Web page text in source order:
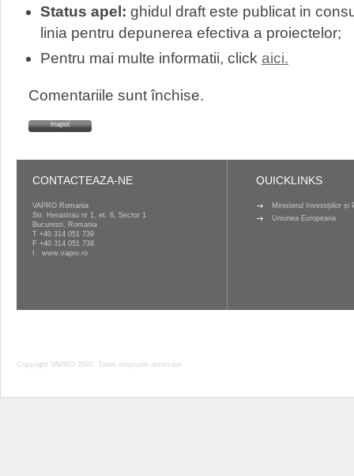
Status apel: ghidul draft este publicat in
linia pentru depunerea efectiva a proiectelor;
Pentru mai multe informatii, click aici.
Comentariile sunt închise.
inapoi
CONTACTEAZA-NE
VAPRO Romania
Str. Herastrau nr 1, et. 6, Sector 1
Bucuresti, Romania
T +40 314 051 739
F +40 314 051 738
www.vapro.ro
QUICKLINKS
Ministerul Investițiilor și
Uniunea Europeana
Copyright VAPRO 2022, Toate drepturile rezervate